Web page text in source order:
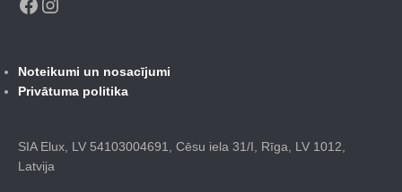
Noteikumi un nosacījumi
Privātuma politika
SIA Elux, LV 54103004691, Cēsu iela 31/I, Rīga, LV 1012,
Latvija